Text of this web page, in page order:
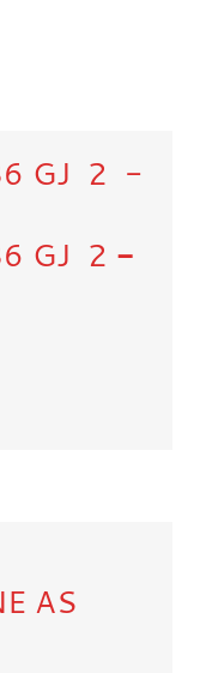
GJ 2 -
GJ 2 -
AS